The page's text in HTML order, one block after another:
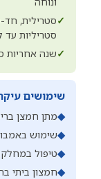
✓סטרילית,
סטריליות
✓שנה אחריות
שימושים
◆מתן חמצן
◆שימוש
◆טיפול
◆חמצון ביתי